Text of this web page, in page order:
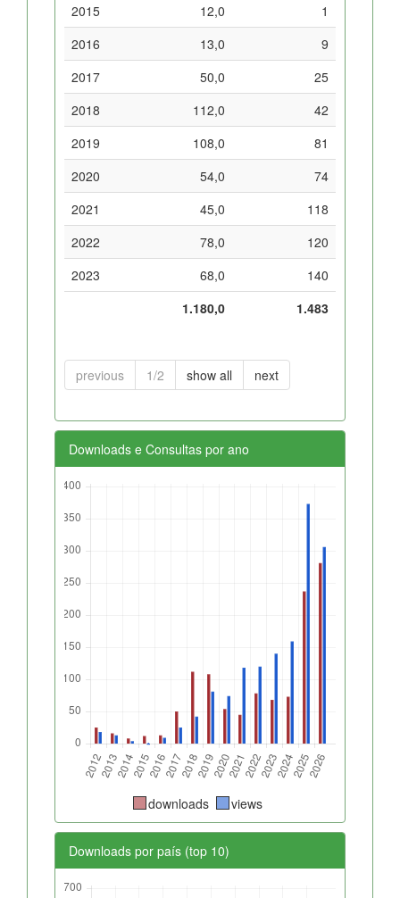
2015
12,0
1
2016
13,0
9
2017
50,0
25
2018
112,0
42
2019
108,0
81
2020
54,0
74
2021
45,0
118
2022
78,0
120
2023
68,0
140
1.180,0
1.483
previous 1/2 show all next
Downloads e Consultas por ano
downloads views
Downloads por país (top 10)